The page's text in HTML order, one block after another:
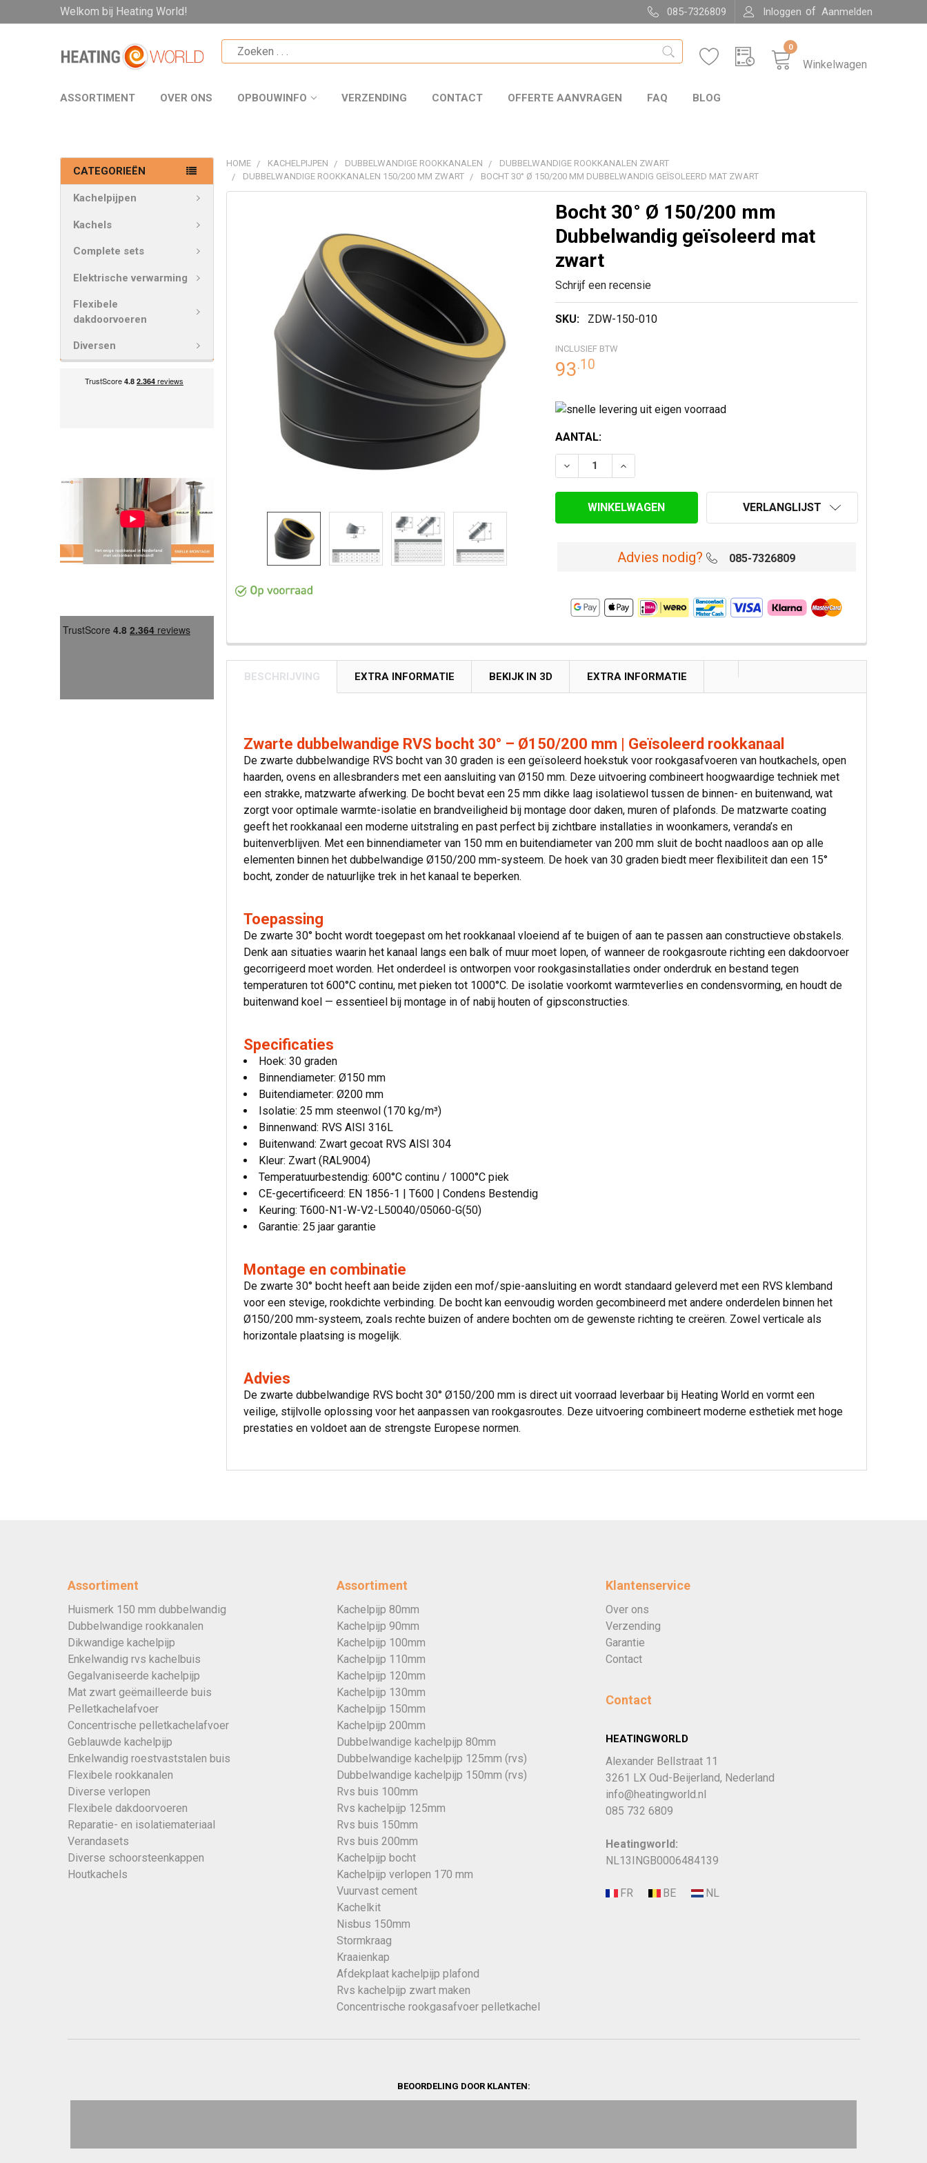
Welkom bij Heating World! 085-7326809 Inloggen of Aanmelden
Winkelwagen
0
ASSORTIMENT OVER ONS OPBOUWINFO VERZENDING CONTACT OFFERTE AANVRAGEN FAQ BLOG
CATEGORIEËN
Kachelpijpen
Kachels
Complete sets
Elektrische verwarming
Flexibele
dakdoorvoeren
Diversen
HOME KACHELPIJPEN DUBBELWANDIGE ROOKKANALEN
DUBBELWANDIGE ROOKKANALEN ZWART
DUBBELWANDIGE ROOKKANALEN 150/200 MM ZWART
BOCHT 30° Ø 150/200 MM DUBBELWANDIG GEÏSOLEERD MAT ZWART
Bocht 30° Ø 150/200 mm
Dubbelwandig geïsoleerd mat
zwart
Schrijf een recensie
SKU: ZDW-150-010
INCLUSIEF BTW
93.10
HUIDIGE
VOORRAAD:
AANTAL:
VERLAAG AANTAL VAN BOCHT 30° Ø 150/200 MM DUBBELWANDIG
VERHOOG AANTAL VAN BOCHT 30° Ø 150/200 MM
VERLANGLIJST
Advies nodig? 085-7326809
VOEG
GESELECTEERDE
TOE AAN
WINKELWAGEN
BESCHRIJVING EXTRA INFORMATIE BEKIJK IN 3D EXTRA INFORMATIE
Zwarte dubbelwandige RVS bocht 30° – Ø150/200 mm | Geïsoleerd rookkanaal
De zwarte dubbelwandige RVS bocht van 30 graden is een geïsoleerd hoekstuk voor rookgasafvoeren van houtkachels, open
haarden, ovens en allesbranders met een aansluiting van Ø150 mm. Deze uitvoering combineert hoogwaardige techniek met
een strakke, matzwarte afwerking. De bocht bevat een 25 mm dikke laag isolatiewol tussen de binnen- en buitenwand, wat
zorgt voor optimale warmte-isolatie en brandveiligheid bij montage door daken, muren of plafonds. De matzwarte coating
geeft het rookkanaal een moderne uitstraling en past perfect bij zichtbare installaties in woonkamers, veranda’s en
buitenverblijven. Met een binnendiameter van 150 mm en buitendiameter van 200 mm sluit de bocht naadloos aan op alle
elementen binnen het dubbelwandige Ø150/200 mm-systeem. De hoek van 30 graden biedt meer flexibiliteit dan een 15°
bocht, zonder de natuurlijke trek in het kanaal te beperken.
Toepassing
De zwarte 30° bocht wordt toegepast om het rookkanaal vloeiend af te buigen of aan te passen aan constructieve obstakels.
Denk aan situaties waarin het kanaal langs een balk of muur moet lopen, of wanneer de rookgasroute richting een dakdoorvoer
gecorrigeerd moet worden. Het onderdeel is ontworpen voor rookgasinstallaties onder onderdruk en bestand tegen
temperaturen tot 600°C continu, met pieken tot 1000°C. De isolatie voorkomt warmteverlies en condensvorming, en houdt de
buitenwand koel — essentieel bij montage in of nabij houten of gipsconstructies.
Specificaties
Hoek: 30 graden
Binnendiameter: Ø150 mm
Buitendiameter: Ø200 mm
Isolatie: 25 mm steenwol (170 kg/m³)
Binnenwand: RVS AISI 316L
Buitenwand: Zwart gecoat RVS AISI 304
Kleur: Zwart (RAL9004)
Temperatuurbestendig: 600°C continu / 1000°C piek
CE-gecertificeerd: EN 1856-1 | T600 | Condens Bestendig
Keuring: T600-N1-W-V2-L50040/05060-G(50)
Garantie: 25 jaar garantie
Montage en combinatie
De zwarte 30° bocht heeft aan beide zijden een mof/spie-aansluiting en wordt standaard geleverd met een RVS klemband
voor een stevige, rookdichte verbinding. De bocht kan eenvoudig worden gecombineerd met andere onderdelen binnen het
Ø150/200 mm-systeem, zoals rechte buizen of andere bochten om de gewenste richting te creëren. Zowel verticale als
horizontale plaatsing is mogelijk.
Advies
De zwarte dubbelwandige RVS bocht 30° Ø150/200 mm is direct uit voorraad leverbaar bij Heating World en vormt een
veilige, stijlvolle oplossing voor het aanpassen van rookgasroutes. Deze uitvoering combineert moderne esthetiek met hoge
prestaties en voldoet aan de strengste Europese normen.
Assortiment
Huismerk 150 mm dubbelwandig
Dubbelwandige rookkanalen
Dikwandige kachelpijp
Enkelwandig rvs kachelbuis
Gegalvaniseerde kachelpijp
Mat zwart geëmailleerde buis
Pelletkachelafvoer
Concentrische pelletkachelafvoer
Geblauwde kachelpijp
Enkelwandig roestvaststalen buis
Flexibele rookkanalen
Diverse verlopen
Flexibele dakdoorvoeren
Reparatie- en isolatiemateriaal
Verandasets
Diverse schoorsteenkappen
Houtkachels
Assortiment
Kachelpijp 80mm
Kachelpijp 90mm
Kachelpijp 100mm
Kachelpijp 110mm
Kachelpijp 120mm
Kachelpijp 130mm
Kachelpijp 150mm
Kachelpijp 200mm
Dubbelwandige kachelpijp 80mm
Dubbelwandige kachelpijp 125mm (rvs)
Dubbelwandige kachelpijp 150mm (rvs)
Rvs buis 100mm
Rvs kachelpijp 125mm
Rvs buis 150mm
Rvs buis 200mm
Kachelpijp bocht
Kachelpijp verlopen 170 mm
Vuurvast cement
Kachelkit
Nisbus 150mm
Stormkraag
Kraaienkap
Afdekplaat kachelpijp plafond
Rvs kachelpijp zwart maken
Concentrische rookgasafvoer pelletkachel
Klantenservice
Over ons
Verzending
Garantie
Contact
Contact
HEATINGWORLD
Alexander Bellstraat 11
3261 LX Oud-Beijerland, Nederland
info@heatingworld.nl
085 732 6809
Heatingworld:
NL13INGB0006484139
BEOORDELING DOOR KLANTEN: